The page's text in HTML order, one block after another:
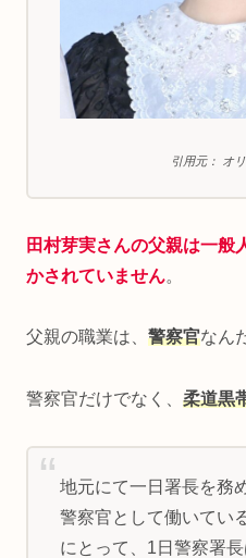
引用元： オ
田村芽実さんの父親は一般
かされていません。
父親の職業は、 警察官なん
警察官だけでなく、 柔道黒
地元にて一日署長を務
警察官として働いてい
にとって、1日警察署